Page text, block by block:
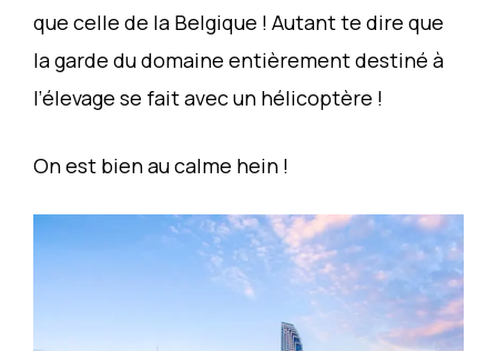
que celle de la Belgique ! Autant te dire que
la garde du domaine entièrement destiné à
l’élevage se fait avec un hélicoptère !
On est bien au calme hein !